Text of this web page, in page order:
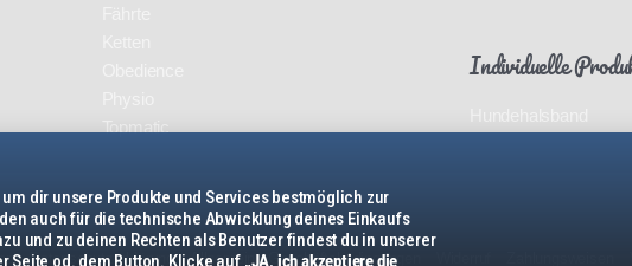
Topmatic
Individuelle
Datenschutzerklärung Allgemeine Geschäftsbedingungen
dir unsere Produkte und Services bestmöglich zur
auch für die technische Abwicklung deines Einkaufs
und zu deinen Rechten als Benutzer findest du in unserer
Seite od. dem Button. Klicke auf „JA, ich akzeptiere die